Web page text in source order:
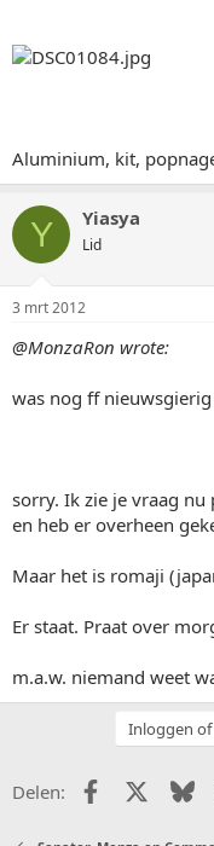
Aluminium, kit,
Y Yiasya
Lid
3 mrt 2012
@MonzaRon wrote:
was nog ff
sorry. Ik zie je vraag nu
en heb er overheen
Maar het is romaji
Er staat. Praat over
m.a.w. niemand weet
Inloggen
Delen: Facebook
X